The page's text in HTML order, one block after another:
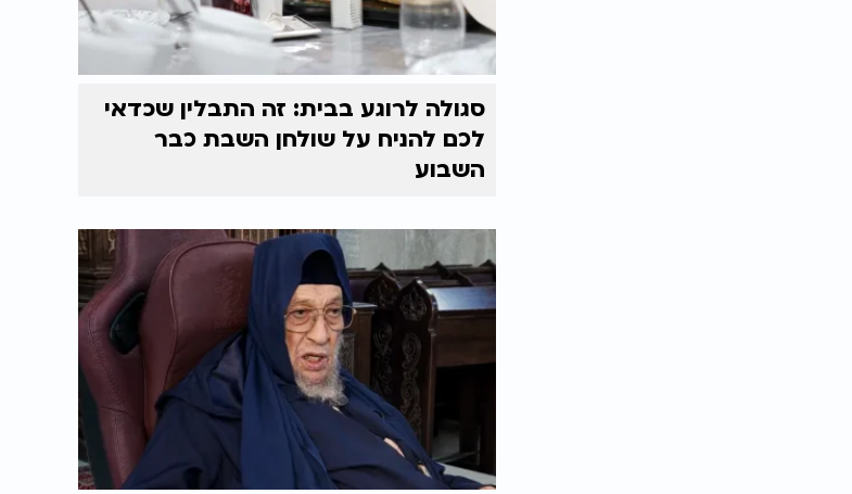
סגולה לרוגע בבית: זה התבלין שכדאי
לכם להניח על שולחן השבת כבר
השבוע